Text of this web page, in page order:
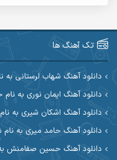
آرین صیادی
آرین مریدی
آوات بوکانی
آیت احمدنژاد
ابراهیم شمس
تک آهنگ ها
دانلود آهنگ شهاب لرستانی به
دانلود آهنگ ایمان نوری به نام
دانلود آهنگ اشکان شیری به
دانلود آهنگ حامد میری به
دانلود آهنگ حسین صفامنش به